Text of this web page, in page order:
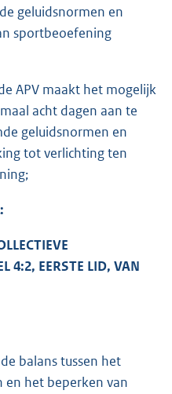
geluidsnormen en
sportbeoefening
APV maakt het mogelijk
acht dagen aan te
geluidsnormen en
tot verlichting ten
4:2, EERSTE LID, VAN
balans tussen het
het beperken van